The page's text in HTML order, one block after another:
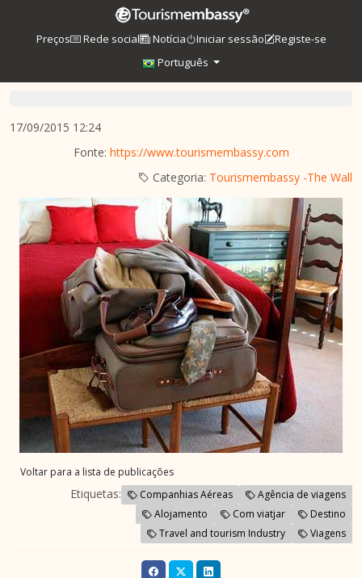
Preços Rede social Notícia Iniciar sessão
Registe-se
Português
17/09/2015 12:24
Fonte: https://www.tourismembassy.com
Categoria: Tourismembassy -The Wall
Voltar para a lista de publicações
Etiquetas: Companhias Aéreas
Agência de viagens
Alojamento
Com viatjar
Destino
Travel and tourism Industry
Viagens